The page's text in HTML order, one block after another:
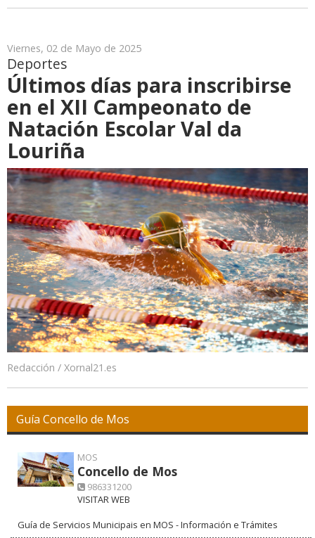
Viernes, 02 de Mayo de 2025
Deportes
Últimos días para inscribirse
en el XII Campeonato de
Natación Escolar Val da
Louriña
Redacción / Xornal21.es
Guía Concello de Mos
MOS
Concello de Mos
986331200
VISITAR WEB
Guía de Servicios Municipais en MOS - Información e Trámites